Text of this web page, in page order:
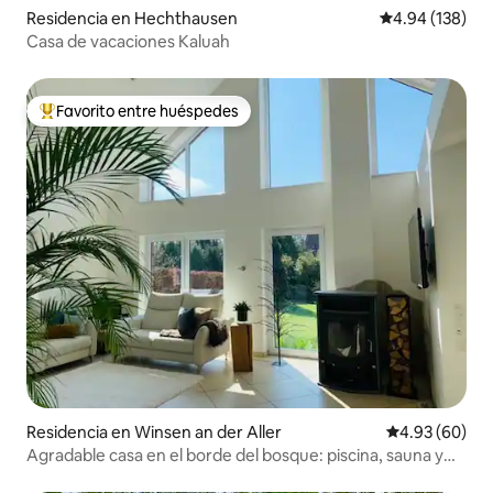
Residencia en Hechthausen Calificación
4.94 (138)
Casa de vacaciones Kaluah
De los mejores en Favorito entre huéspedes
Favorito entre huéspedes
Residencia en Winsen an der Aller Calificación
4.93 (60)
Agradable casa en el borde del bosque: piscina, sauna y